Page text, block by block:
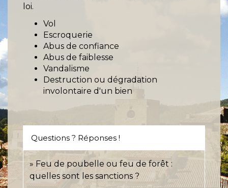
loi.
Vol
Escroquerie
Abus de confiance
Abus de faiblesse
Vandalisme
Destruction ou dégradation
involontaire d'un bien
Questions ? Réponses !
Feu de poubelle ou feu de forêt :
quelles sont les sanctions ?